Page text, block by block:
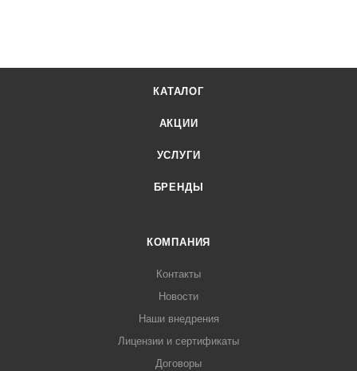
КАТАЛОГ
АКЦИИ
УСЛУГИ
БРЕНДЫ
КОМПАНИЯ
Контакты
Новости
Наши внедрения
Лицензии и сертификаты
Договоры